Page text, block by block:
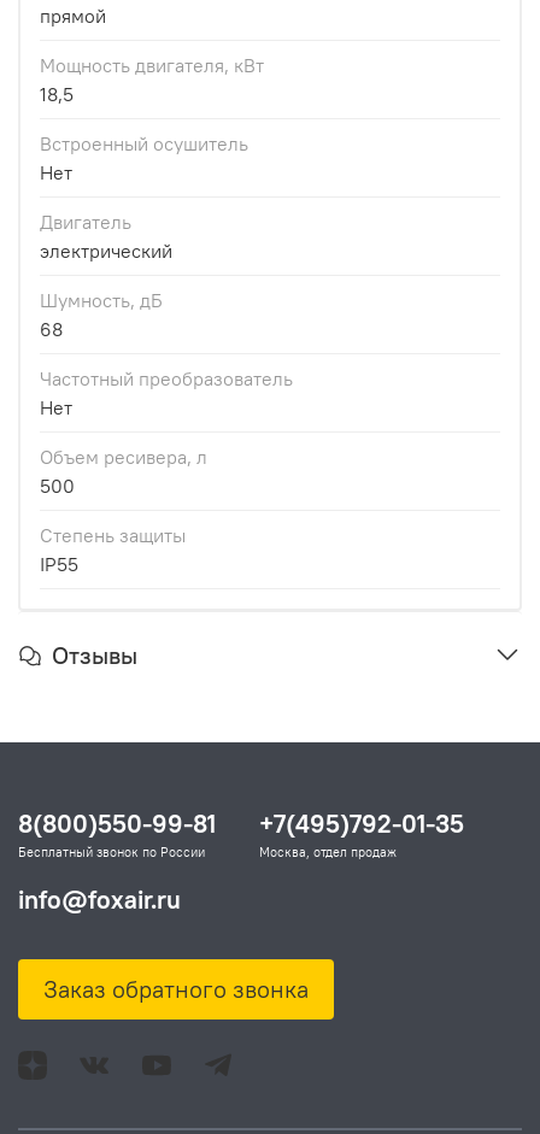
прямой
Мощность двигателя, кВт
18,5
Встроенный осушитель
Нет
Двигатель
электрический
Шумность, дБ
68
Частотный преобразователь
Нет
Объем ресивера, л
500
Степень защиты
IP55
Отзывы
8(800)550-99-81
Бесплатный звонок по России
+7(495)792-01-35
Москва, отдел продаж
info@foxair.ru
Заказ обратного звонка